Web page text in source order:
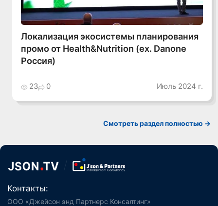
Локализация экосистемы планирования
промо от Health&Nutrition (ex. Danone
Россия)
23 0 Июль 2024 г.
Смотреть раздел полностью ->
Контакты:
ООО «Джейсон энд Партнерс Консалтинг»